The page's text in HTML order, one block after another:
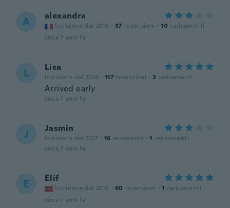
A alexandra
Iscrizione dal 2018 · 37 recensioni · 10 caricamenti
circa 7 anni fa
L Lisa
Iscrizione dal 2016 · 117 recensioni · 3 caricamenti
Arrived early
circa 7 anni fa
J Jasmin
Iscrizione dal 2017 · 16 recensioni · 1 caricamenti
circa 7 anni fa
E Elif
Iscrizione dal 2018 · 60 recensioni · 1 caricamenti
circa 7 anni fa